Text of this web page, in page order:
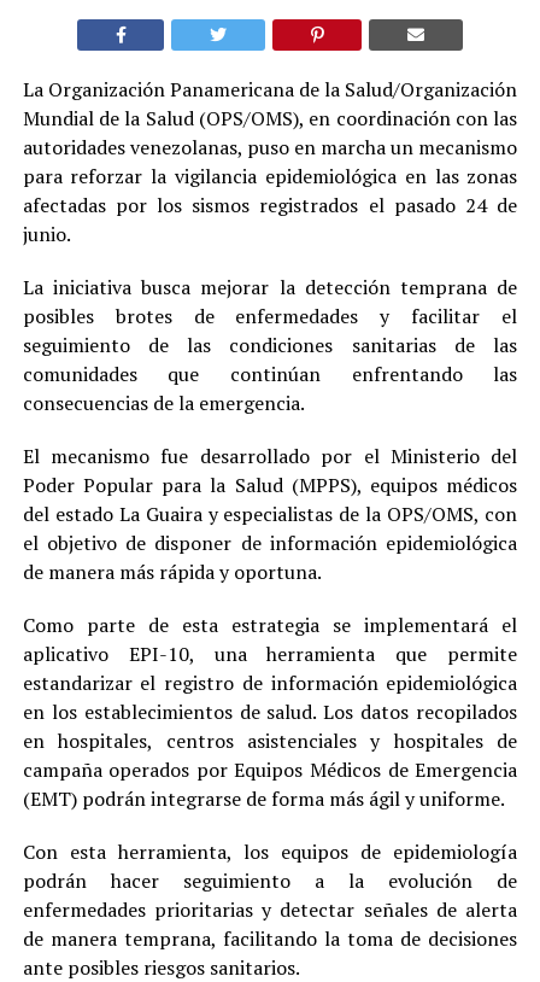
La Organización Panamericana de la Salud/Organización
Mundial de la Salud (OPS/OMS), en coordinación con las
autoridades venezolanas, puso en marcha un mecanismo
para reforzar la vigilancia epidemiológica en las zonas
afectadas por los sismos registrados el pasado 24 de
junio.
La iniciativa busca mejorar la detección temprana de
posibles brotes de enfermedades y facilitar el
seguimiento de las condiciones sanitarias de las
comunidades que continúan enfrentando las
consecuencias de la emergencia.
El mecanismo fue desarrollado por el Ministerio del
Poder Popular para la Salud (MPPS), equipos médicos
del estado La Guaira y especialistas de la OPS/OMS, con
el objetivo de disponer de información epidemiológica
de manera más rápida y oportuna.
Como parte de esta estrategia se implementará el
aplicativo EPI-10, una herramienta que permite
estandarizar el registro de información epidemiológica
en los establecimientos de salud. Los datos recopilados
en hospitales, centros asistenciales y hospitales de
campaña operados por Equipos Médicos de Emergencia
(EMT) podrán integrarse de forma más ágil y uniforme.
Con esta herramienta, los equipos de epidemiología
podrán hacer seguimiento a la evolución de
enfermedades prioritarias y detectar señales de alerta
de manera temprana, facilitando la toma de decisiones
ante posibles riesgos sanitarios.